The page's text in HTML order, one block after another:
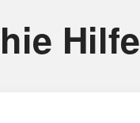
Hilfe